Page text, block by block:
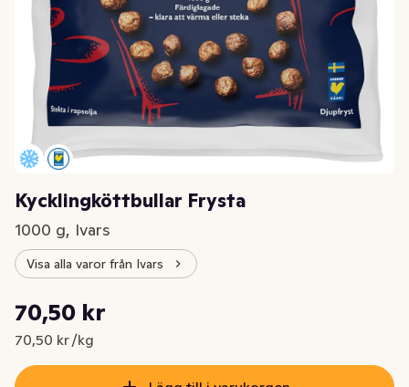
Kycklingköttbullar Frysta
1000 g, Ivars
Visa alla varor från Ivars
Nuvarande pris är: 70,50 kr
70,50 kr
70,50 kr /kg
Styckpris: 70,50 kr /kg